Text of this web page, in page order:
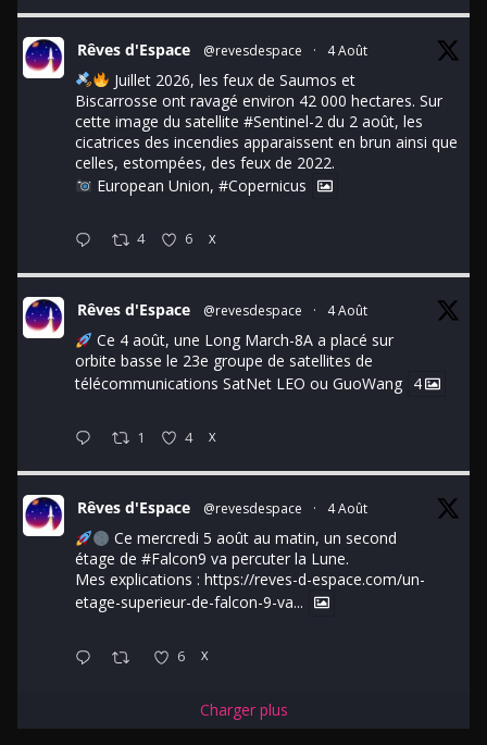
Rêves d'Espace @revesdespace · 4 Août
Juillet 2026, les feux de Saumos et
Biscarrosse ont ravagé environ 42 000 hectares. Sur
cette image du satellite #Sentinel-2 du 2 août, les
cicatrices des incendies apparaissent en brun ainsi que
celles, estompées, des feux de 2022.
European Union, #Copernicus
4 6 X
Rêves d'Espace @revesdespace · 4 Août
Ce 4 août, une Long March-8A a placé sur
orbite basse le 23e groupe de satellites de
télécommunications SatNet LEO ou GuoWang 4
1 4 X
Rêves d'Espace @revesdespace · 4 Août
Ce mercredi 5 août au matin, un second
étage de #Falcon9 va percuter la Lune.
Mes explications : https://reves-d-espace.com/un-
etage-superieur-de-falcon-9-va...
6 X
Charger plus